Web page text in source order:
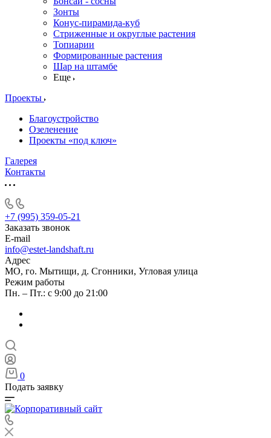
Зонты
Конус-пирамида-куб
Стриженные и округлые растения
Топиарии
Формированные растения
Шар на штамбе
Еще
Проекты
Благоустройство
Озеленение
Проекты «под ключ»
Галерея
Контакты
+7 (995) 359-05-21
Заказать звонок
E-mail
info@estet-landshaft.ru
Адрес
МО, го. Мытищи, д. Сгонники, Угловая улица
Режим работы
Пн. – Пт.: с 9:00 до 21:00
0
Подать заявку